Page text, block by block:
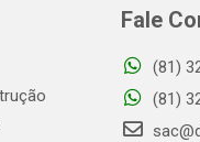
Fale
(81)
(81)